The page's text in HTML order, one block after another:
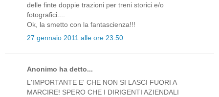
delle finte doppie trazioni per treni storici e/o
fotografici....
Ok, la smetto con la fantascienza!!!
27 gennaio 2011 alle ore 23:50
Anonimo ha detto...
L'IMPORTANTE E' CHE NON SI LASCI FUORI A
MARCIRE! SPERO CHE I DIRIGENTI AZIENDALI